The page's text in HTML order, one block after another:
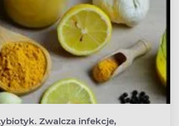
Zwalcza infekcje,